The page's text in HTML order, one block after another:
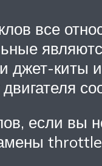
все
джет-
если вы